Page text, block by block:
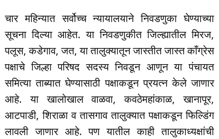
चार महिन्यात सर्वोच्च न्यायालयाने निवडणुका घेण्याच्या
सूचना दिल्या आहेत. या निवडणुकीत जिल्ह्यातील मिरज,
पलूस, कडेगाव, जत, या तालुक्यातून जास्तीत जास्त काँग्रेस
पक्षाचे जिल्हा परिषद सदस्य निवडून आणून या पंचायत
समित्या ताब्यात घेण्यासाठी पक्षाकडून प्रयत्न केले जाणार
आहे. या खालोखाल वाळवा, कवठेमहांकाळ, खानापूर,
आटपाडी, शिराळा व तासगाव तालुक्यात पक्षाकडून फिल्डिंग
लावली जाणार आहे. पण यातील काही तालुकाध्यक्षांची